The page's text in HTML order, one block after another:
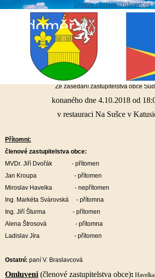
Update cookies preferences
Sudoměř
Zápis zastupitelstva 6/2018
Ze zasedání zastupitelstva obce
konaného dne 4.10.2018 od
v restauraci Na Sušce v
Přítomni:
členové zastupitelstva obce:
MVDr. Jiří Dvořák - přítomen
Jan Kroupa - přítomen
Miroslav Havelka - nepřítomen
Ing. Markéta Svárovská - přítomna
Ing. Jiří Šturma - přítomen
Alena Štrosová - přítomna
Ladislav Jíra - přítomen
Ostatní: paní V. Braslavcová
Omluveni (členové zastupitelstva obce): Havelka